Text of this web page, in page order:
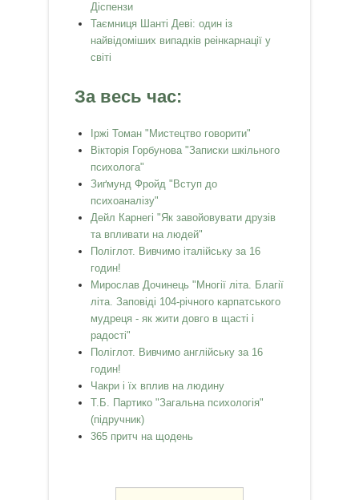
Діспензи
Таємниця Шанті Деві: один із
найвідоміших випадків реінкарнації у
світі
За весь час:
Іржі Томан "Мистецтво говорити"
Вікторія Горбунова "Записки шкільного
психолога"
Зиґмунд Фройд "Вступ до
психоаналізу"
Дейл Карнегі "Як завойовувати друзів
та впливати на людей"
Поліглот. Вивчимо італійську за 16
годин!
Мирослав Дочинець "Многії літа. Благії
літа. Заповіді 104-річного карпатського
мудреця - як жити довго в щасті і
радості"
Поліглот. Вивчимо англійську за 16
годин!
Чакри і їх вплив на людину
Т.Б. Партико "Загальна психологія"
(підручник)
365 притч на щодень